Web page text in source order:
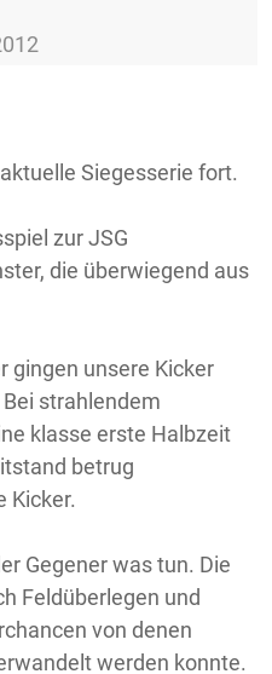
Siegesserie fort.
zur JSG
die überwiegend aus
gingen unsere Kicker
strahlendem
klasse erste Halbzeit
betrug
Kicker.
Gegener was tun. Die
Feldüberlegen und
von denen
werden konnte.